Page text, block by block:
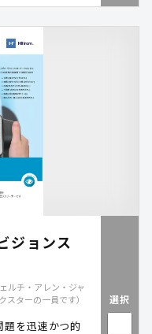
ジョンス
ルチ・アレン・ジャ
ターの一員です）
を迅速かつ的
選択